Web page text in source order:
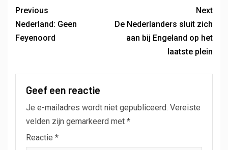
Previous
Nederland: Geen
Feyenoord
Next
De Nederlanders sluit zich
aan bij Engeland op het
laatste plein
Geef een reactie
Je e-mailadres wordt niet gepubliceerd. Vereiste
velden zijn gemarkeerd met *
Reactie *